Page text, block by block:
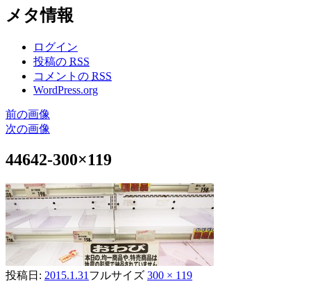
メタ情報
ログイン
投稿の RSS
コメントの RSS
WordPress.org
前の画像
次の画像
44642-300×119
投稿日: 2015.1.31 フルサイズ 300 × 119